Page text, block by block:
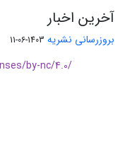
آخرین اخبار
بروزرسانی نشریه 1403-06-11
by-nc/4.0/